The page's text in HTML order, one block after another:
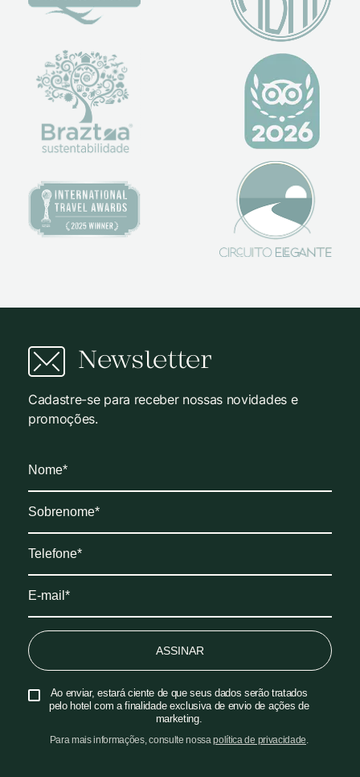
Newsletter
Cadastre-se para receber nossas novidades e
promoções.
ASSINAR
Ao enviar, estará ciente de que seus dados serão tratados
pelo hotel com a finalidade exclusiva de envio de ações de
marketing.
Para mais informações, consulte nossapolítica de privacidade.